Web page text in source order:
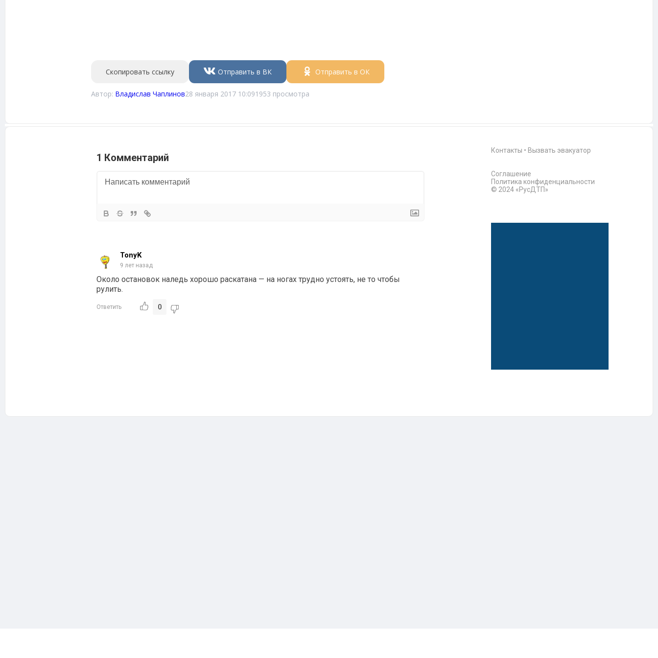
Скопировать ссылку Отправить в ВК Отправить в ОК
Автор: Владислав Чаплинов28 января 2017 10:091953 просмотра
1 Комментарий
TonyK
9 лет назад
Около остановок наледь хорошо раскатана — на ногах трудно устоять, не то чтобы
рулить.
Ответить 0
Контакты • Вызвать эвакуатор
Соглашение
Политика конфиденциальности
© 2024 «РусДТП»